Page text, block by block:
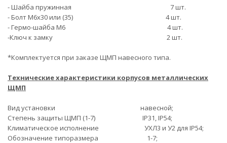
- Шайба пружинная 7 шт.
- Болт М6х30 или (35) 4 шт.
- Гермо-шайба М6 4 шт.
-Ключ к замку 2 шт.
*Комплектуется при заказе ЩМП навесного типа.
Технические характеристики корпусов металлических
ЩМП
Вид установки навесной;
Степень защиты ЩМП (1-7) IP31, IP54;
Климатическое исполнение УХЛ3 и У2 для IP54;
Обозначение типоразмера 1-7;